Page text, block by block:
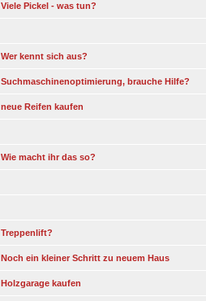
Viele Pickel - was tun?
Wer kennt sich aus?
Suchmaschinenoptimierung, brauche Hilfe?
neue Reifen kaufen
Wie macht ihr das so?
Treppenlift?
Noch ein kleiner Schritt zu neuem Haus
Holzgarage kaufen